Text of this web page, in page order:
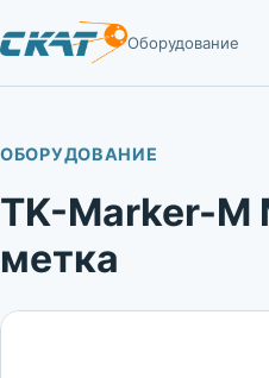
Оборудование
ОБОРУДОВАНИЕ
TK-Marker-M
метка